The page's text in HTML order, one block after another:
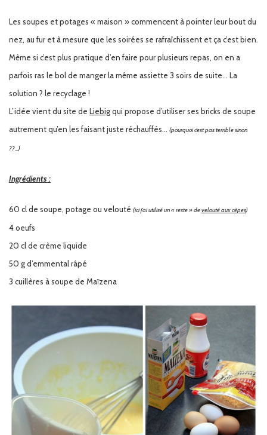
Les soupes et potages « maison » commencent à pointer leur bout du
nez, au fur et à mesure que les soirées se rafraîchissent et ça c’est bien.
Même si c’est plus pratique d’en faire pour plusieurs repas, on en a
parfois ras le bol de manger la même assiette 3 soirs de suite… La
solution ? le recyclage !
L’idée vient du site de Liebigqui propose d’utiliser ses bricks de soupe
autrement qu’en les faisant juste réchauffés… (pourquoi c’est pas terrible sinon
??…)
Ingrédients :
60 cl de soupe, potage ou velouté (ici j’ai utilisé un « reste » develouté aux cèpes)
4 oeufs
20 cl de crème liquide
50 g d’emmental râpé
3 cuillères à soupe de Maïzena